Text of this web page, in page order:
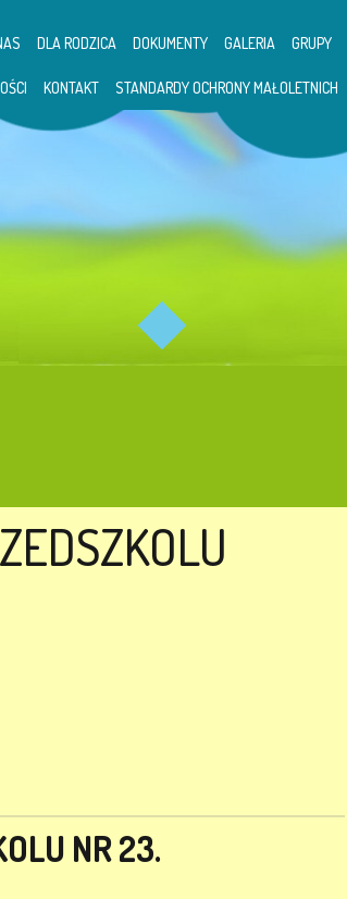
DLA RODZICA DOKUMENTY GALERIA GRUPY
KONTAKT STANDARDY OCHRONY MAŁOLETNICH
NR 23.